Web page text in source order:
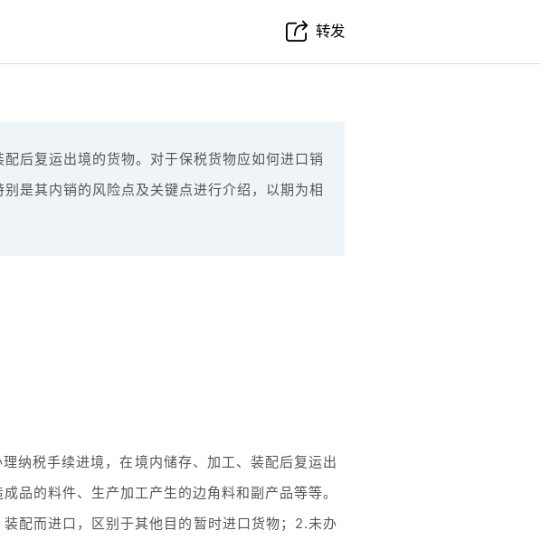
转发
后复运出境的货物。对于保税货物应如何进口销
是其内销的风险点及关键点进行介绍，以期为相
纳税手续进境，在境内储存、加工、装配后复运出
品的料件、生产加工产生的边角料和副产品等等。
配而进口，区别于其他目的暂时进口货物；2.未办